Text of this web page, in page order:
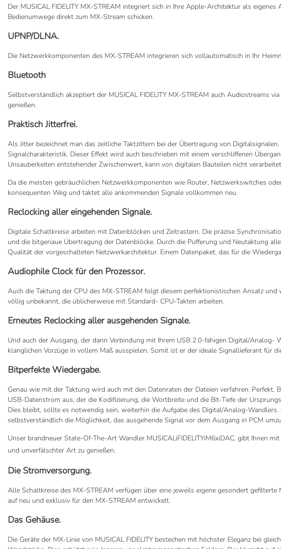
Der MUSICAL FIDELITY MX-STREAM integriert sich in Ihre Apple-Architektur als
Bedienumwege direkt zum MX-Stream schicken.
UPNP/DLNA.
Die Netzwerkkomponenten des MX-STREAM integrieren sich vollautomatisch in Ihr
Bluetooth
Selbstverständlich akzeptiert der MUSICAL FIDELITY MX-STREAM auch Audiostreams
genießen.
Praktisch Jitterfrei.
Als Jitter bezeichnet man das zeitliche Taktzittern bei der Übertragung von
Signalcharakteristik. Dieser Effekt wird auch beschrieben mit einem verschliffenen
Unsauberkeiten entstehender Zwischenwert, kann von digitalen Bauteilen nicht
Da die meisten gebräuchlichen Netzwerkkomponenten wie Router, Netzwerkswitches
konsequenten Weg und taktet alle ankommenden Signale vollkommen neu.
Reclocking aller eingehenden Signale.
Digitale Schaltkreise arbeiten mit Datenblöcken und Zeitrastern. Die präzise
und die bitgenaue Übertragung der Datenblöcke. Durch die Pufferung und Neutaktung
Qualität der vorgeschalteten Netzwerkarchitektur. Einem Datenpaket, das für die
Audiophile Clock für den Prozessor.
Auch die Taktung der CPU des MX-STREAM folgt diesem perfektionistischen Ansatz
völlig unbekannt, die üblicherweise mit Standard- CPU-Takten arbeiten.
Erneutes Reclocking aller ausgehenden Signale.
Und auch der Ausgang, der dann Verbindung mit Ihrem USB 2.0-fähigen Digital/
klanglichen Vorzüge in vollem Maß ausspielen. Somit ist er der ideale Signallieferant für
Bitperfekte Wiedergabe.
Genau wie mit der Taktung wird auch mit den Datenraten der Dateien verfahren.
USB-Datenstrom aus, der die Kodifizierung, die Wortbreite und die Bit-Tiefe der
Dies bleibt, sollte es notwendig sein, weiterhin die Aufgabe des Digital/Analog-
selbstverständlich die Möglichkeit, das ausgehende Signal vor dem Ausgang in PCM
Unser brandneuer State-Of-The-Art Wandler MUSICALiFIDELITYiM6xiDAC, gibt Ihnen
und unverfälschter Art zu genießen.
Die Stromversorgung.
Alle Schaltkreise des MX-STREAM verfügen über eine jeweils eigene gesondert
auf neu und exklusiv für den MX-STREAM entwickelt.
Das Gehäuse.
Die Geräte der MX-Linie von MUSICAL FIDELITY bestechen mit höchster Eleganz bei